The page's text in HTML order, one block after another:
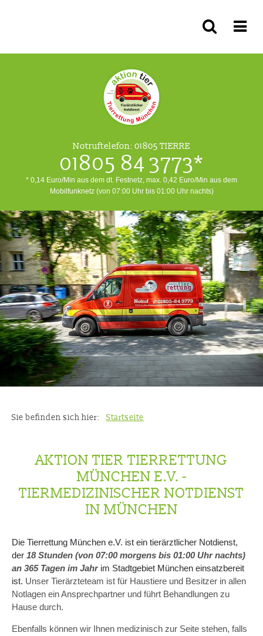
Notruftelefon: 01805 TIERRE
01805 84 3773*
* 0,14 Euro/Min aus dem dt. Festnetz, max. 0,42 Euro/Min aus dem
Mobilfunknetz (von 07:00 Uhr bis 01:00 Uhr nachts)
Sie befinden sich hier: Startseite
AKTION TIER TIERRETTUNG
MÜNCHEN E.V. -
TIERMEDIZINISCHER NOTDIENST
IN MÜNCHEN
Die Tierrettung München e.V. ist ein tierärztlicher Notdienst,
der 18 Stunden (von 07:00 morgens bis 01:00 Uhr nachts)
an 365 Tagen im Jahr im Stadtgebiet München einsatzbereit
ist. Unser Tierärzteteam ist für Haustiere und Besitzer in allen
Notlagen ein Ansprechpartner und führt Behandlungen zu
Hause durch.
Ebenfalls können wir Ihnen medizinisch zur Seite stehen, falls